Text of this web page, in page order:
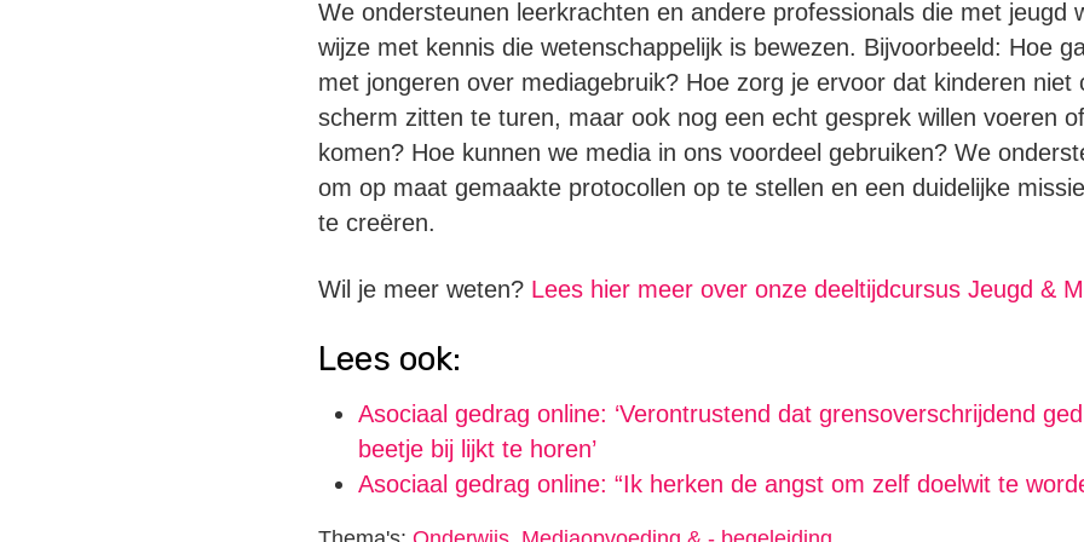
We ondersteunen leerkrachten en andere professionals die met jeugd
wijze met kennis die wetenschappelijk is bewezen. Bijvoorbeeld: Hoe
met jongeren over mediagebruik? Hoe zorg je ervoor dat kinderen niet
scherm zitten te turen, maar ook nog een echt gesprek willen voeren
komen? Hoe kunnen we media in ons voordeel gebruiken? We
om op maat gemaakte protocollen op te stellen en een duidelijke
te creëren.
Wil je meer weten? Lees hier meer over onze deeltijdcursus Jeugd &
Lees ook:
Asociaal gedrag online: ‘Verontrustend dat grensoverschrijdend
beetje bij lijkt te horen’
Asociaal gedrag online: “Ik herken de angst om zelf doelwit te